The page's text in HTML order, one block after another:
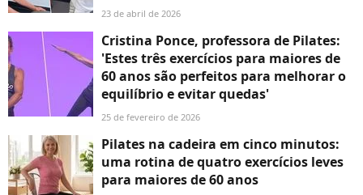
23 de abril de 2026
Cristina Ponce, professora de Pilates:
'Estes três exercícios para maiores de
60 anos são perfeitos para melhorar o
equilíbrio e evitar quedas'
25 de fevereiro de 2026
Pilates na cadeira em cinco minutos:
uma rotina de quatro exercícios leves
para maiores de 60 anos